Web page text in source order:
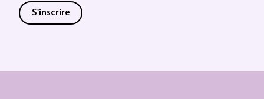
S'inscrire